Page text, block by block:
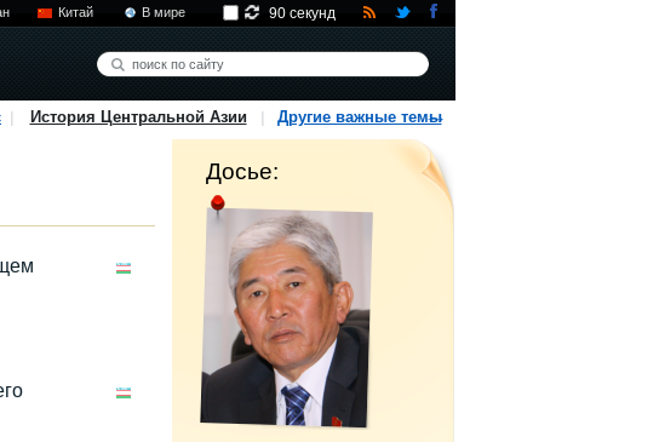
Китай В мире 90 секунд
История Центральной Азии Другие важные темы
Досье: